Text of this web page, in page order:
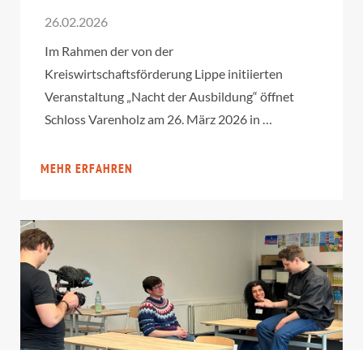
26.02.2026
Im Rahmen der von der
Kreiswirtschaftsförderung Lippe initiierten
Veranstaltung „Nacht der Ausbildung“ öffnet
Schloss Varenholz am 26. März 2026 in …
MEHR ERFAHREN